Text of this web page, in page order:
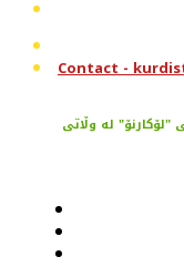
Contact -
"لۆکارنۆ" له وڵاتی